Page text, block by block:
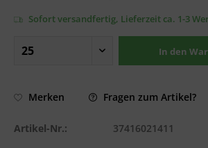
Sofort versandfertig, Lieferzeit ca. 1-3
In den
Merken Fragen zum Artikel?
Artikel-Nr.: 37416021411